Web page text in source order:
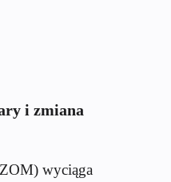
i zmiana
wyciąga